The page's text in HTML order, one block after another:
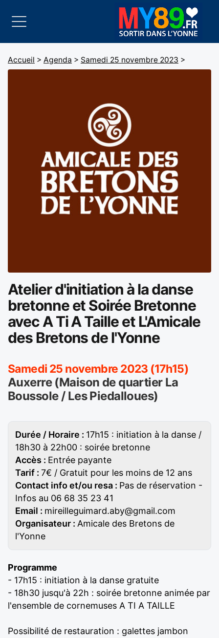
Accueil > Agenda > Samedi 25 novembre 2023 >
Atelier d'initiation à la danse
bretonne et Soirée Bretonne
avec A Ti A Taille et L'Amicale
des Bretons de l'Yonne
Samedi 25 novembre 2023 (17h15)
Auxerre (Maison de quartier La
Boussole / Les Piedalloues)
Durée / Horaire : 17h15 : initiation à la danse /
18h30 à 22h00 : soirée bretonne
Accès : Entrée payante
Tarif : 7€ / Gratuit pour les moins de 12 ans
Contact info et/ou resa : Pas de réservation -
Infos au 06 68 35 23 41
Email : mireilleguimard.aby@gmail.com
Organisateur : Amicale des Bretons de
l'Yonne
Programme
- 17h15 : initiation à la danse gratuite
- 18h30 jusqu'à 22h : soirée bretonne animée par
l'ensemble de cornemuses A TI A TAILLE
Possibilité de restauration : galettes jambon